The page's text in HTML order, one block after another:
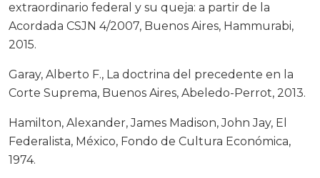
extraordinario federal y su queja: a partir de la
Acordada CSJN 4/2007, Buenos Aires, Hammurabi,
2015.
Garay, Alberto F., La doctrina del precedente en la
Corte Suprema, Buenos Aires, Abeledo-Perrot, 2013.
Hamilton, Alexander, James Madison, John Jay, El
Federalista, México, Fondo de Cultura Económica,
1974.